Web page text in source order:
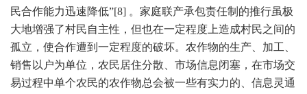
民合作能力迅速降低”[8] 。家庭联产承包责任制的推行虽极
大地增强了村民自主性，但也在一定程度上造成村民之间的
孤立，使合作遭到一定程度的破坏。农作物的生产、加工、
销售以户为单位，农民居住分散、市场信息闭塞，在市场交
易过程中单个农民的农作物总会被一些有实力的、信息灵通